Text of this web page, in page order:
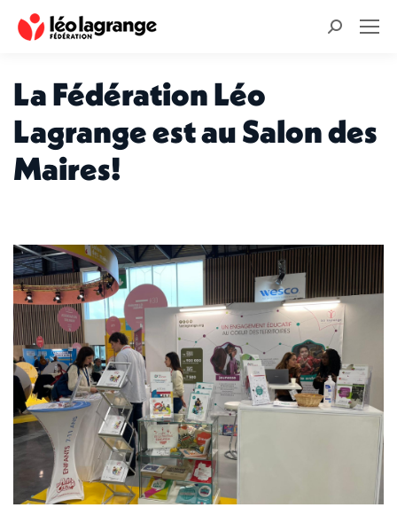
Recherche
La Fédération Léo
Lagrange est au Salon des
Maires!